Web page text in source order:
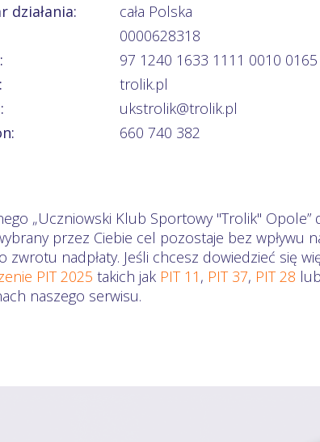
działania:
cała Polska
0000628318
97 1240 1633 1111 0010
trolik.pl
ukstrolik@trolik.pl
660 740 382
„Uczniowski Klub Sportowy "Trolik" Opole”
przez Ciebie cel pozostaje bez wpływu
nadpłaty. Jeśli chcesz dowiedzieć się
PIT 2025 takich jak PIT 11 , PIT 37, PIT 28
naszego serwisu.